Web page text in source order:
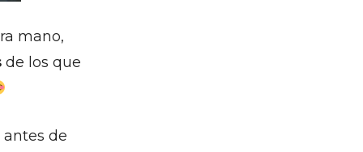
mano,
de los que
de